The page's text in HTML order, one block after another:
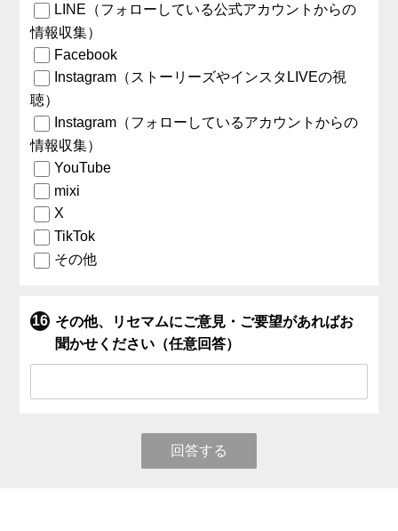
LINE（フォローしている公式アカウントからの
情報収集）
Facebook
Instagram（ストーリーズやインスタLIVEの視
聴）
Instagram（フォローしているアカウントからの
情報収集）
YouTube
mixi
X
TikTok
その他
その他、リセマムにご意見・ご要望があればお
聞かせください（任意回答）
回答する